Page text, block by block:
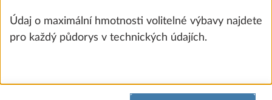
7 700 Kč
Údaj o maximální hmotnosti volitelné výbavy najdete
pro každý půdorys v technických údajích.